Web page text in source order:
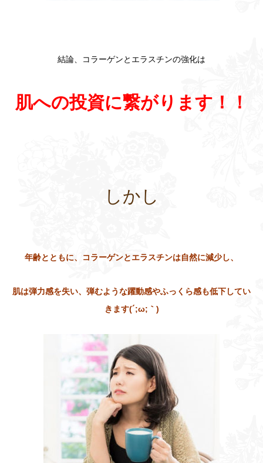
結論、コラーゲンとエラスチンの強化は
肌への投資に繋がります！！
しかし
年齢とともに、コラーゲンとエラスチンは自然に減少し、
肌は弾力感を失い、弾むような躍動感やふっくら感も低下してい
きます(´;ω;｀)